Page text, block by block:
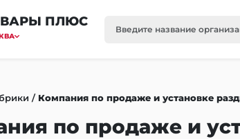
ПЛЮС
/ Компания по продаже и установке
по продаже и